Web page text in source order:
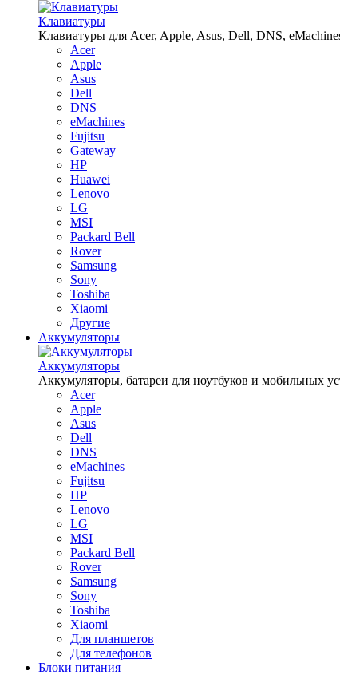
Клавиатуры
Клавиатуры для Acer, Apple, Asus, Dell, DNS,
Acer
Apple
Asus
Dell
DNS
eMachines
Fujitsu
Gateway
HP
Huawei
Lenovo
LG
MSI
Packard Bell
Rover
Samsung
Sony
Toshiba
Xiaomi
Другие
Аккумуляторы
Аккумуляторы
Аккумуляторы, батареи для ноутбуков и мобильных
Acer
Apple
Asus
Dell
DNS
eMachines
Fujitsu
HP
Lenovo
LG
MSI
Packard Bell
Rover
Samsung
Sony
Toshiba
Xiaomi
Для планшетов
Для телефонов
Блоки питания